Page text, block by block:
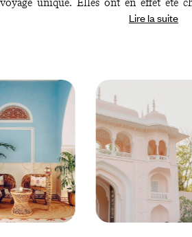
leur histoire et leur grand sens de
fusionnant les styles et époques ; et à
villa avec piscine – et beaucoup de
disposez tout au long du voyage des
renseignées dans votre carnet de
mobile, ainsi que des
francophone sur place, joignable à tout
contretemps et envies soudaines.
Lire la suite